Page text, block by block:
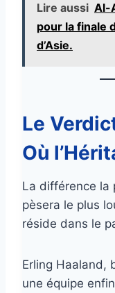
Lire aussi Al-
pour la finale
d’Asie.
Le
Où
La différence la
pèsera le plus
réside dans le
Erling Haaland,
une équipe